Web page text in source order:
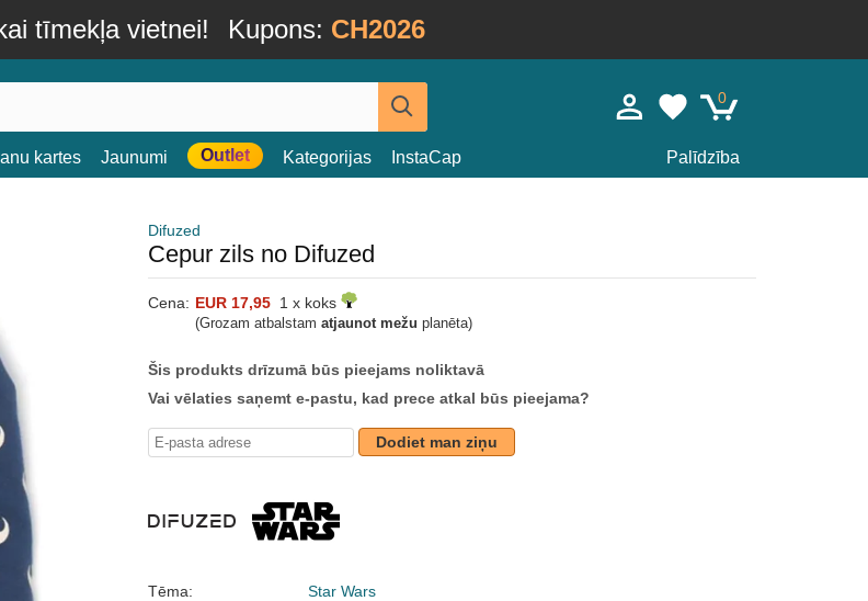
tīmekļa vietnei! Kupons: CH2026
0
kartes Jaunumi Outlet Kategorijas InstaCap Palīdzība
Difuzed
Cepur zils no Difuzed
Cena: EUR 17,95 1 x koks
(Grozam atbalstam atjaunot mežu planēta)
Šis produkts drīzumā būs pieejams noliktavā
Vai vēlaties saņemt e-pastu, kad prece atkal būs pieejama?
Dodiet man ziņu
Tēma:
Star Wars